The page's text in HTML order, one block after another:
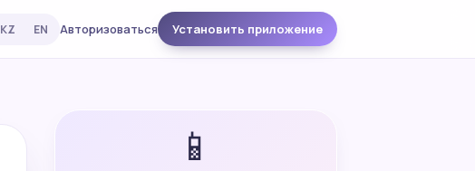
KZ EN Авторизоваться Установить приложение
📱